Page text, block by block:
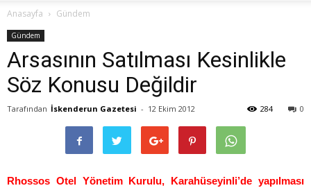
Gazetesi
Anasayfa Gündem
Gündem
Arsasının Satılması Kesinlikle
Söz Konusu Değildir
Tarafından İskenderun Gazetesi - 12 Ekim 2012 0
284
Rhossos Otel Yönetim Kurulu, Karahüseyinli’de yapılması